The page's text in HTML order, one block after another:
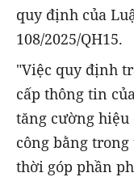
quy định của
108/2025/QH15.
"Việc quy định
cấp thông tin
tăng cường hiệu
công bằng
thời góp phần